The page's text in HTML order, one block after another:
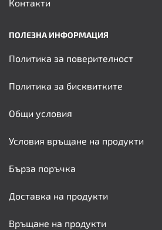
Контакти
ПОЛЕЗНА ИНФОРМАЦИЯ
Политика за поверителност
Политика за бисквитките
Общи условия
Условия връщане на продукти
Бърза поръчка
Доставка на продукти
Връщане на продукти